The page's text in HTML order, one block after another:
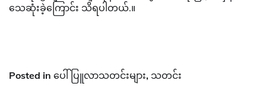
သေဆုံးခဲ့ကြောင်း သိရပါတယ်.။
Posted in ပေါ်ပြူလာသတင်းများ, သတင်း